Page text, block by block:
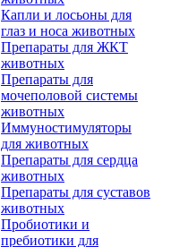
Капли и лосьоны для
глаз и носа животных
Препараты для ЖКТ
животных
Препараты для
мочеполовой системы
животных
Иммуностимуляторы
для животных
Препараты для сердца
животных
Препараты для суставов
животных
Пробиотики и
пребиотики для